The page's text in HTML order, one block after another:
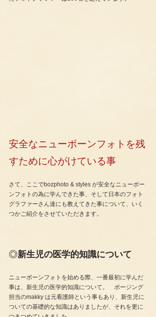
安全なニューボーンフォトを残
すために心がけている事
さて、ここでbozphoto & styles が安全なニューボー
ンフォトの為に学んできた事、そして日本のフォト
グラファーさん達にも教えてきた事について、いく
つかご紹介をさせていただきます。
◎新生児の医学的知識について
ニューボーンフォトを始める際、一番最初に学んだ
事は、新生児の医学的知識について。　ポージング
担当のmakky は元看護師という事もあり、新生児に
ついての基礎的な知識はありましたが、それを更に